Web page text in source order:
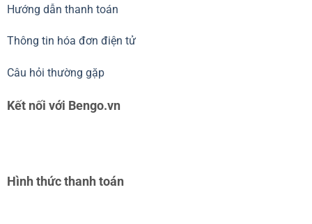
Hướng dẫn thanh toán
Thông tin hóa đơn điện tử
Câu hỏi thường gặp
Kết nối với Bengo.vn
Hình thức thanh toán